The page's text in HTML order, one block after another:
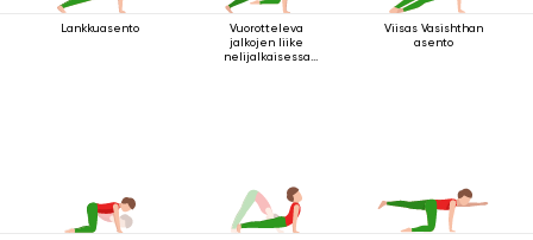
Lankkuasento
Vuorotteleva
jalkojen liike
nelijalkaisessa
Viisas Vasishthan
asento